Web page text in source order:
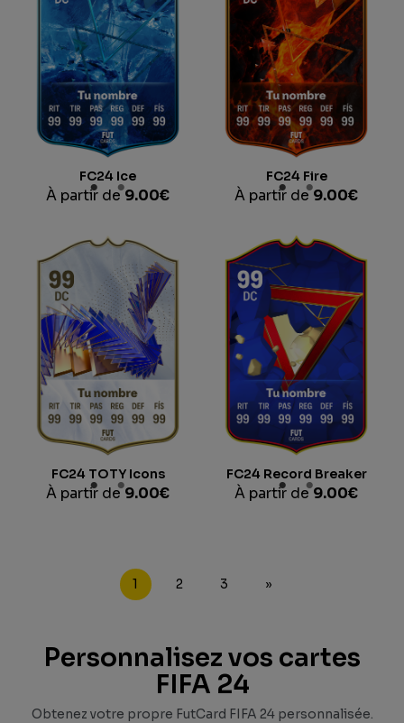
FC24 Ice
À partir de9.00€
FC24 Fire
À partir de9.00€
FC24 TOTY Icons
À partir de9.00€
FC24 Record Breaker
À partir de9.00€
1 2 3 »
Personnalisez vos cartes
FIFA 24
Obtenez votre propre FutCard FIFA 24 personnalisée.